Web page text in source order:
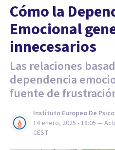
Cómo la
Emocional
innecesarios
Las relaciones
dependencia
fuente de
Instituto Europeo De
14 enero, 2025 - 18:05 —
CEST